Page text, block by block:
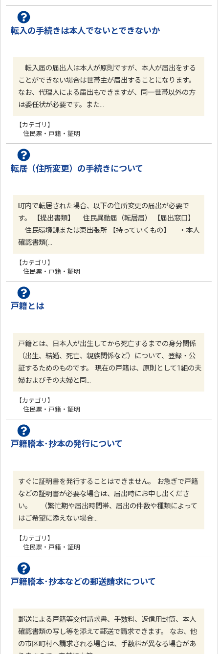
転入の手続きは本人でないとできないか
転入届の届出人は本人が原則ですが、本人が届出をする
ことができない場合は世帯主が届出することになります。
なお、代理人による届出もできますが、同一世帯以外の方
は委任状が必要です。また…
【カテゴリ】
住民票・戸籍・証明
転居（住所変更）の手続きについて
町内で転居された場合、以下の住所変更の届出が必要で
す。 【提出書類】 住民異動届（転居届） 【届出窓口】
住民環境課または東出張所 【持っていくもの】 ・本人
確認書類(…
【カテゴリ】
住民票・戸籍・証明
戸籍とは
戸籍とは、日本人が出生してから死亡するまでの身分関係
（出生、結婚、死亡、親族関係など）について、登録・公
証するためのものです。 現在の戸籍は、原則として1組の夫
婦およびその夫婦と同…
【カテゴリ】
住民票・戸籍・証明
戸籍謄本･抄本の発行について
すぐに証明書を発行することはできません。 お急ぎで戸籍
などの証明書が必要な場合は、届出時にお申し出くださ
い。 （繁忙期や届出時間帯、届出の件数や種類によって
はご希望に添えない場合…
【カテゴリ】
住民票・戸籍・証明
戸籍謄本･抄本などの郵送請求について
郵送による戸籍等交付請求書、手数料、返信用封筒、本人
確認書類の写し等を添えて郵送で請求できます。 なお、他
の市区町村へ請求される場合は、手数料が異なる場合があ